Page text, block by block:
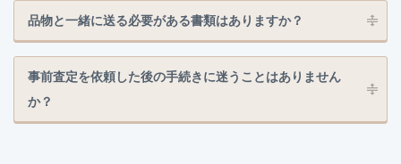
品物と一緒に送る必要がある書類はありますか？
事前査定を依頼した後の手続きに迷うことはありません
か？